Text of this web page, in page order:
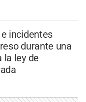
incidentes
durante una
la ley de